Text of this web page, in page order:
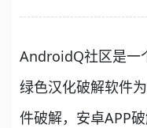
AndroidQ社区是一
绿色汉化破解软件
件破解，安卓APP